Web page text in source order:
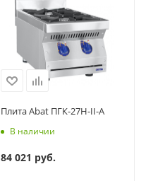
Плита Abat ПГК-27Н-II-А
В наличии
84 021 руб.